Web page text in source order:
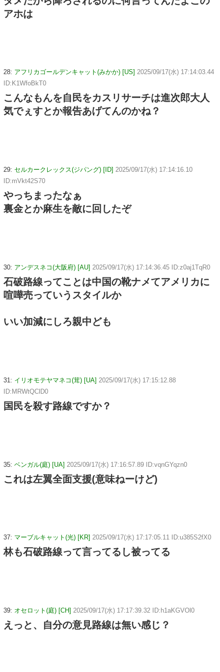
アホは
28: アフリカゴールデンキャット(みかか) [US] 2025/09/17(水) 17:14:03.44
ID:K1WfoBkT0
こんなもんを自民をカスリサーチは進次郎大人
気でぇすとか報告あげてんのかね？
29: セルカークレックス(ジパング) [ID] 2025/09/17(水) 17:14:16.10
ID:mVkt42S70
やっちまったなぁ
裏金とか麻生を敵に回したぞ
30: アンデスネコ(大阪府) [AU] 2025/09/17(水) 17:14:36.45 ID:z0aj1TqR0
石破路線ってことは中国の靴ナメてアメリカに
喧嘩売っていうスタイルか
いい加減にしろ親中ども
31: イリオモテヤマネコ(茸) [UA] 2025/09/17(水) 17:15:12.88
ID:MRWtQClD0
国民を殺す路線ですか？
35: ベンガル(庭) [UA] 2025/09/17(水) 17:16:57.89 ID:vqnGYqzn0
これは左翼全面支援(意味ねーけど)
37: マーブルキャット(光) [KR] 2025/09/17(水) 17:17:05.11 ID:u385S2fX0
林も石破路線って言ってるし被ってる
39: オセロット(庭) [CH] 2025/09/17(水) 17:17:39.32 ID:h1aKGVOl0
えっと、自分の意見路線は無い感じ？